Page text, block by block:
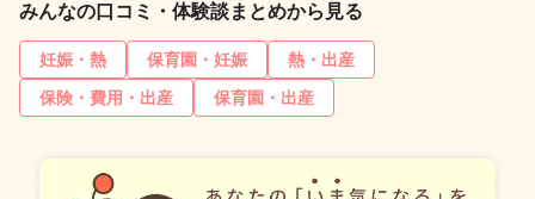
みんなの口コミ・体験談まとめから見る
妊娠・熱 保育園・妊娠
熱・出産
保険・費用・出産
保育園・出産